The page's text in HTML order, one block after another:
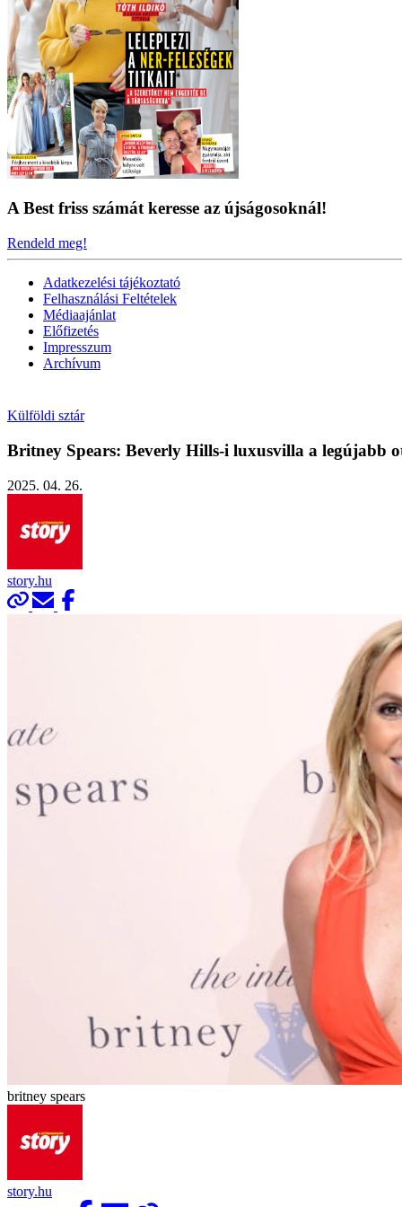
A Best friss számát keresse az újságosoknál!
Rendeld meg!
Adatkezelési tájékoztató
Felhasználási Feltételek
Médiaajánlat
Előfizetés
Impresszum
Archívum
Külföldi sztár
Britney Spears: Beverly Hills-i luxusvilla a legújabb
2025. 04. 26.
story.hu
britney spears
story.hu